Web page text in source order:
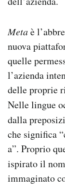
Metaè
nuova
quelle
l’azienda
delle proprie
Nelle lingue
dalla
che significa
a”. Proprio
ispirato il
immaginato